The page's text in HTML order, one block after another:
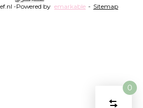
-Powered by emarkable - Sitemap
0
Vergelijk
Start